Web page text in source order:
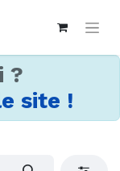
?
site !